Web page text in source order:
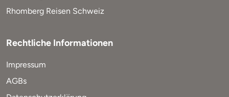
Rhomberg Reisen Schweiz
Rechtliche Informationen
Impressum
AGBs